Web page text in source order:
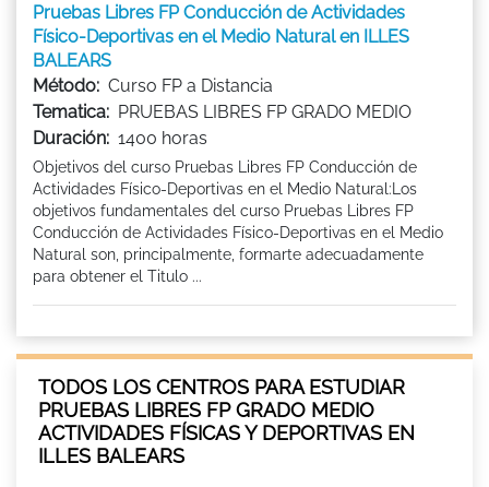
Pruebas Libres FP Conducción de Actividades
Físico-Deportivas en el Medio Natural en ILLES
BALEARS
Método: Curso FP a Distancia
Tematica: PRUEBAS LIBRES FP GRADO MEDIO
Duración: 1400 horas
Objetivos del curso Pruebas Libres FP Conducción de
Actividades Físico-Deportivas en el Medio Natural:Los
objetivos fundamentales del curso Pruebas Libres FP
Conducción de Actividades Físico-Deportivas en el Medio
Natural son, principalmente, formarte adecuadamente
para obtener el Titulo ...
TODOS LOS CENTROS PARA ESTUDIAR
PRUEBAS LIBRES FP GRADO MEDIO
ACTIVIDADES FÍSICAS Y DEPORTIVAS EN
ILLES BALEARS